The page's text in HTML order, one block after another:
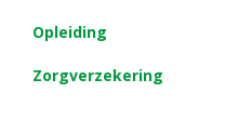
Opleiding
Zorgverzekering